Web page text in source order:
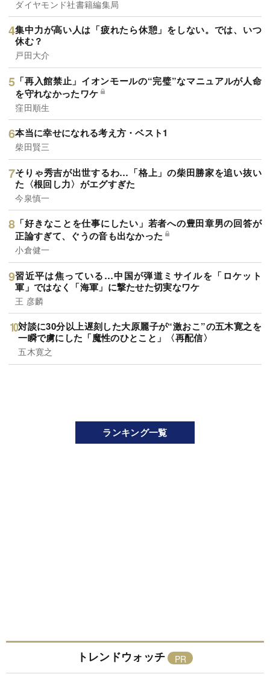
ダイヤモンド社書籍編集局
集中力が高い人は「疲れたら休憩」をしない。では、いつ
休む？
戸田大介
「再入館禁止」イオンモールの“完璧”なマニュアルが人命
を守れなかったワケ
窪田順生
本当に幸せになれる考え方・ベスト1
柴田賢三
そりゃ秀吉が出世するわ…「格上」の柴田勝家を追い抜い
た〈根回し力〉がエグすぎた
今泉慎一
「好きなことを仕事にしたい」若者への豊田章男の回答が
正論すぎて、ぐうの音も出なかった
小倉健一
習近平は焦っている…中国が弾道ミサイルを「ロケット
軍」ではなく「海軍」に撃たせた切実なワケ
王 彦麟
対談に30分以上遅刻した大原麗子が“激おこ”の五木寛之を
一瞬で虜にした「魔性のひとこと」〈再配信〉
五木寛之
ランキング一覧
トレンドウォッチ